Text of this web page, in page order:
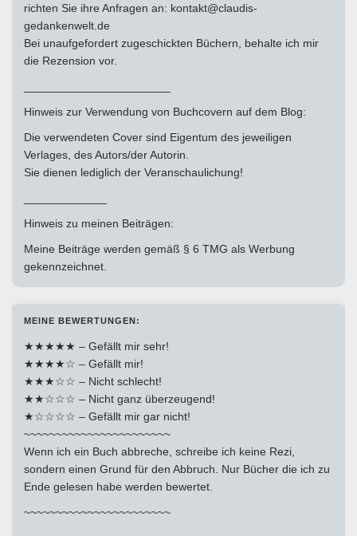
richten Sie ihre Anfragen an: kontakt@claudis-
gedankenwelt.de
Bei unaufgefordert zugeschickten Büchern, behalte ich mir
die Rezension vor.
Hinweis zur Verwendung von Buchcovern auf dem Blog:
Die verwendeten Cover sind Eigentum des jeweiligen
Verlages, des Autors/der Autorin.
Sie dienen lediglich der Veranschaulichung!
Hinweis zu meinen Beiträgen:
Meine Beiträge werden gemäß § 6 TMG als Werbung
gekennzeichnet.
MEINE BEWERTUNGEN:
★★★★★ – Gefällt mir sehr!
★★★★☆ – Gefällt mir!
★★★☆☆ – Nicht schlecht!
★★☆☆☆ – Nicht ganz überzeugend!
★☆☆☆☆ – Gefällt mir gar nicht!
~~~~~~~~~~~~~~~~~~~~~~~
Wenn ich ein Buch abbreche, schreibe ich keine Rezi,
sondern einen Grund für den Abbruch. Nur Bücher die ich zu
Ende gelesen habe werden bewertet.
~~~~~~~~~~~~~~~~~~~~~~~